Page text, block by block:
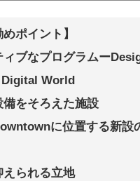
めポイント】
ィブなプログラムー
World
備をそろえた施設
に位置する新設
えられる立地